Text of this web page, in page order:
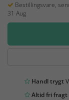
Bestillingsvare,
31 Aug
Handl trygt
Altid fri fragt